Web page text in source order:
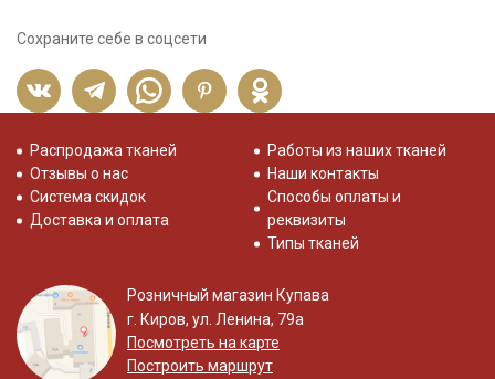
Сохраните себе в соцсети
Распродажа тканей
Отзывы о нас
Система скидок
Доставка и оплата
Работы из наших тканей
Наши контакты
Способы оплаты и
реквизиты
Типы тканей
Розничный магазин Купава
г. Киров, ул. Ленина, 79а
Посмотреть на карте
Построить маршрут